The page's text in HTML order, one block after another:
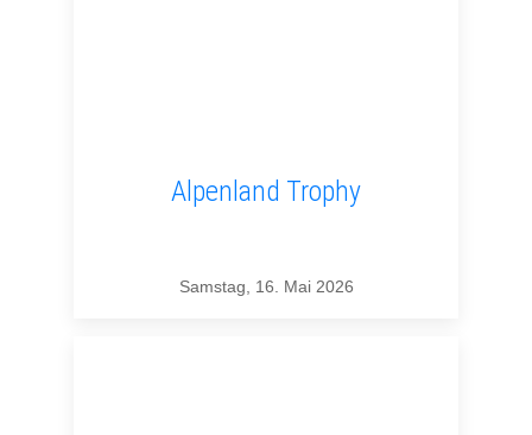
Alpenland Trophy
Samstag, 16. Mai 2026